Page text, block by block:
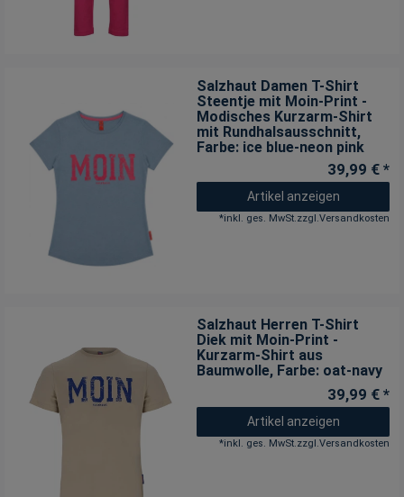
Salzhaut Damen T-Shirt
Steentje mit Moin-Print -
Modisches Kurzarm-Shirt
mit Rundhalsausschnitt,
Farbe: ice blue-neon pink
39,99 € *
Artikel anzeigen
*inkl. ges. MwSt. zzgl. Versandkosten
Salzhaut Herren T-Shirt
Diek mit Moin-Print -
Kurzarm-Shirt aus
Baumwolle, Farbe: oat-navy
39,99 € *
Artikel anzeigen
*inkl. ges. MwSt.zzgl.Versandkosten